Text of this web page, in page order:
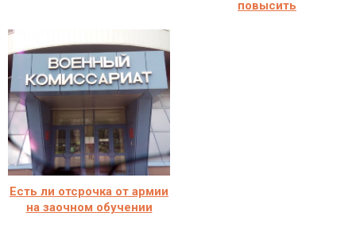
повысить
Есть ли отсрочка от армии
на заочном обучении